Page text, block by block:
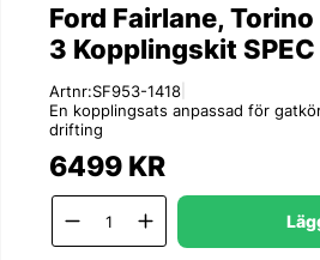
Ford Fairlane,
3 Kopplingskit
Artnr:SF953-1418
En kopplingsats anpassad för
drifting
6499 KR